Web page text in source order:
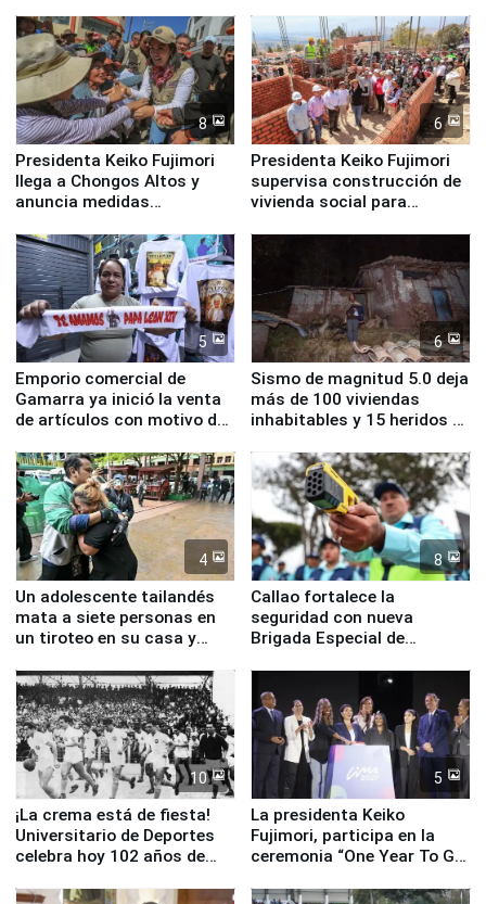
8
Presidenta Keiko Fujimori
llega a Chongos Altos y
anuncia medidas
educación, salud y empleo
6
Presidenta Keiko Fujimori
supervisa construcción de
vivienda social para
5
Emporio comercial de
Gamarra ya inició la venta
de artículos con motivo de
6
Sismo de magnitud 5.0 deja
más de 100 viviendas
inhabitables y 15 heridos en
4
Un adolescente tailandés
mata a siete personas en
un tiroteo en su casa y
8
Callao fortalece la
seguridad con nueva
Brigada Especial de
equipamiento para
Serenazgo
10
¡La crema está de fiesta!
Universitario de Deportes
celebra hoy 102 años de
5
La presidenta Keiko
Fujimori, participa en la
ceremonia “One Year To Go